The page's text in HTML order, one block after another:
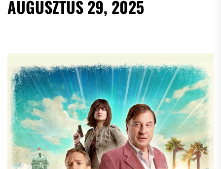
AUGUSZTUS 29, 2025